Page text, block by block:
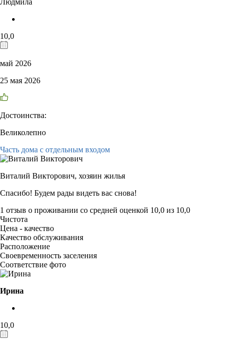
10,0
май 2026
25 мая 2026
Достоинства:
Великолепно
Часть дома с отдельным входом
Виталий Викторович, хозяин жилья
Спасибо! Будем рады видеть вас снова!
1 отзыв о проживании со средней оценкой 10,0 из 10,0
Чистота
Цена - качество
Качество обслуживания
Расположение
Своевременность заселения
Соответствие фото
Ирина
10,0